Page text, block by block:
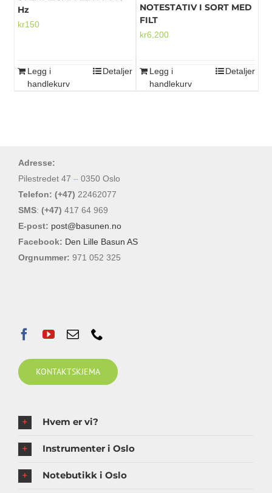
Hz
kr150
Legg i
handlekurv
Detaljer
NOTESTATIV I SORT MED
FILT
kr6,200
Legg i
handlekurv
Detaljer
Adresse:
Pilestredet 47 – 0350 Oslo
Telefon: (+47) 22462077
SMS: (+47) 417 64 969
E-post: post@basunen.no
Facebook: Den Lille Basun AS
Orgnummer: 971 052 325
KONTAKTSKJEMA
Hvem er vi?
Instrumenter i Oslo
Notebutikk i Oslo